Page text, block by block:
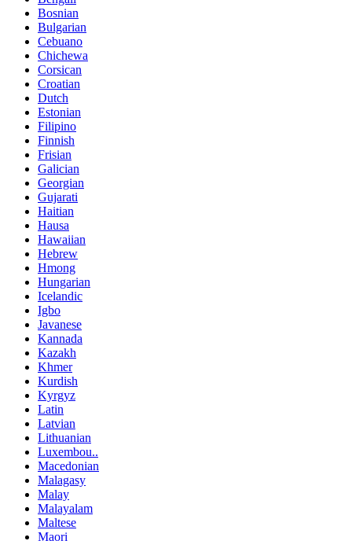
Bosnian
Bulgarian
Cebuano
Chichewa
Corsican
Croatian
Dutch
Estonian
Filipino
Finnish
Frisian
Galician
Georgian
Gujarati
Haitian
Hausa
Hawaiian
Hebrew
Hmong
Hungarian
Icelandic
Igbo
Javanese
Kannada
Kazakh
Khmer
Kurdish
Kyrgyz
Latin
Latvian
Lithuanian
Luxembou..
Macedonian
Malagasy
Malay
Malayalam
Maltese
Maori